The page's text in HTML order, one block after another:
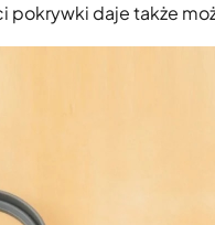
daje także